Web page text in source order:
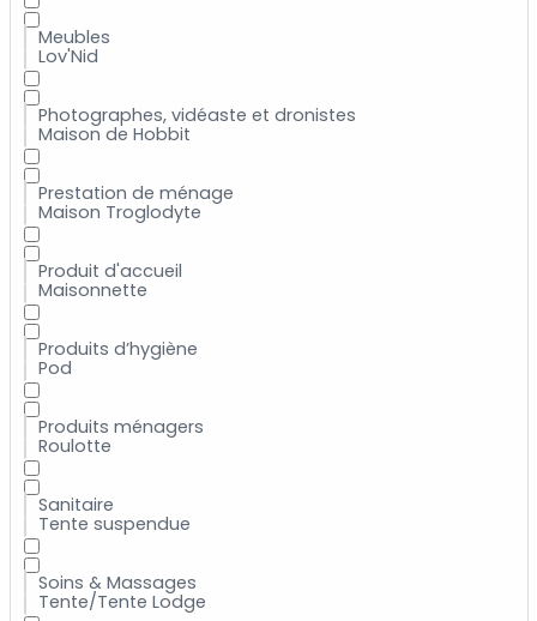
Lov'Nid
Maison de Hobbit
Maison Troglodyte
Maisonnette
Pod
Roulotte
Tente suspendue
Tente/Tente Lodge
Meubles
Photographes, vidéaste et dronistes
Prestation de ménage
Produit d'accueil
Produits d’hygiène
Produits ménagers
Sanitaire
Soins & Massages